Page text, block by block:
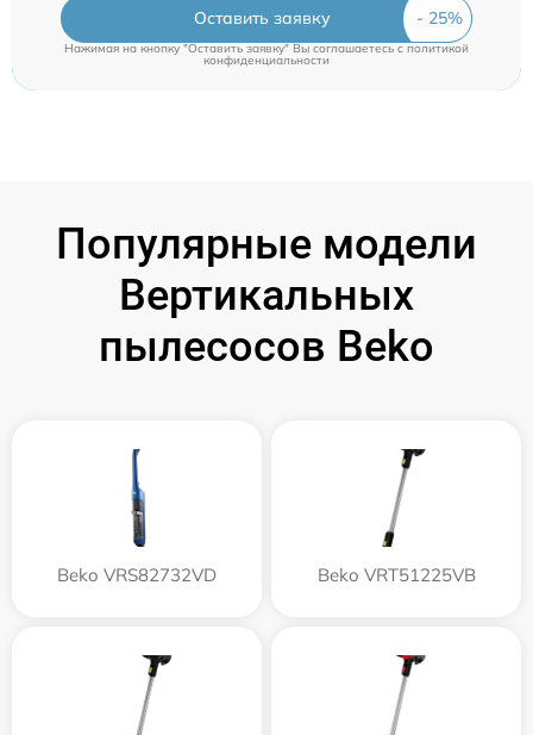
Оставить заявку
Нажимая на кнопку "Оставить заявку" Вы соглашаетесь c политикой
конфиденциальности
Популярные модели
Вертикальных
пылесосов Beko
Beko VRS82732VD Beko VRT51225VB